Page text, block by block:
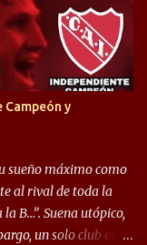
sobre todo en la
en cuanto al
a jugadores que
tenemos a la dupla
explotaron
donde, por
cuenta para el
no ha logrado
y
sueño máximo como
al rival de toda la
B…”. Suena utópico,
un solo club en el